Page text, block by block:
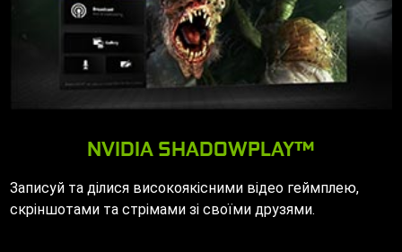
NVIDIA SHADOWPLAY™
Записуй та ділися високоякісними відео геймплею,
скріншотами та стрімами зі своїми друзями.